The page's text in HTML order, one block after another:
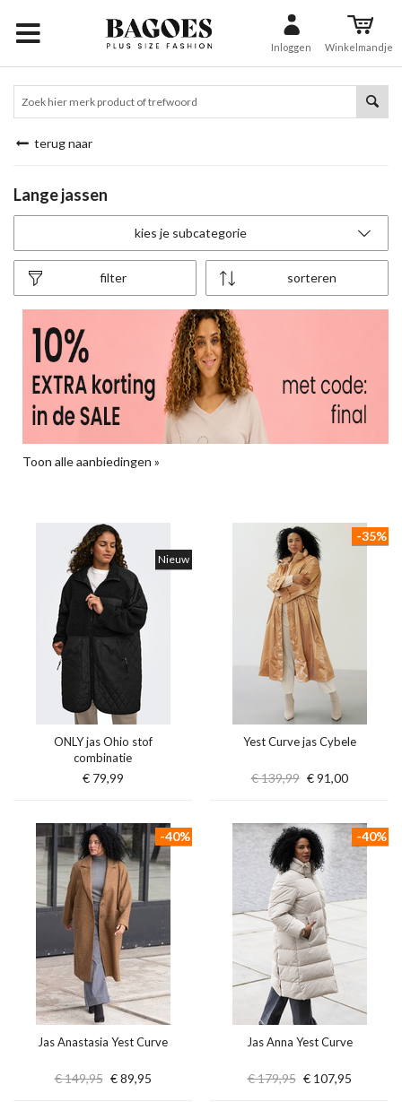
Inloggen Winkelmandje
terug naar
Lange jassen
kies je subcategorie
sorteren
filter
Toon alle aanbiedingen »
Nieuw
ONLY jas Ohio stof
combinatie
€ 79,99
Yest Curve jas Cybele
€ 139,99 € 91,00
-35%
Jas Anastasia Yest Curve
€ 149,95 € 89,95
-40%
Jas Anna Yest Curve
€ 179,95 € 107,95
-40%